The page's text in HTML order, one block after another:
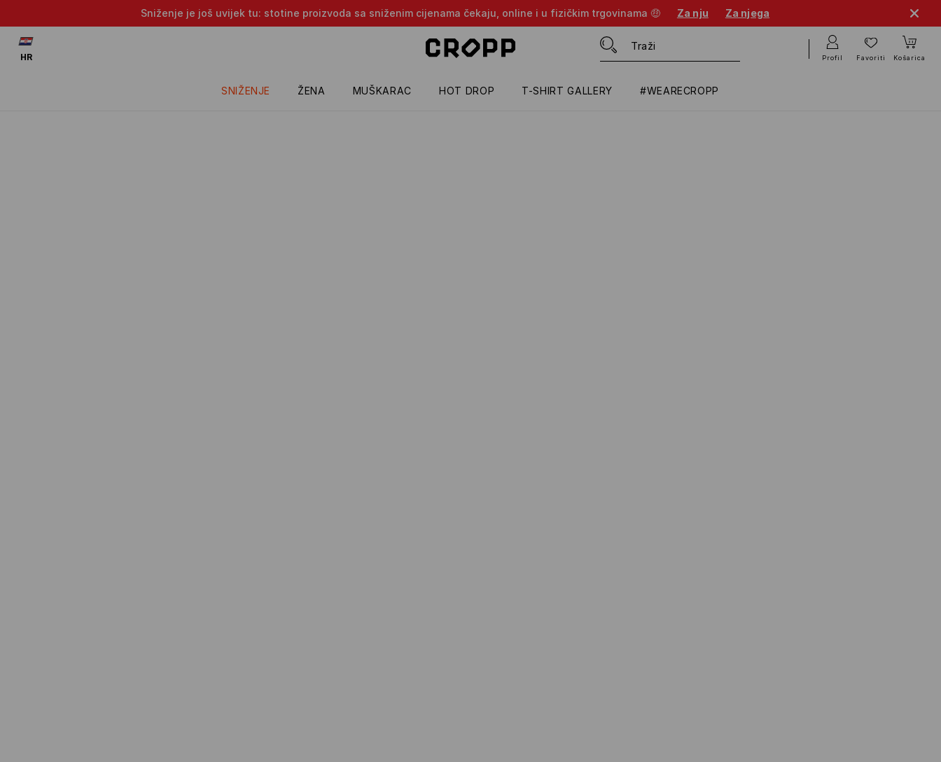
Sniženje je još uvijek tu: stotine proizvoda sa sniženim cijenama čekaju, online i u fizičkim trgovinama 🤑 Za nju Za njega
SNIŽENJE ŽENA MUŠKARAC HOT DROP T-SHIRT GALLERY #WEARECROPP
HR Profil Favoriti Košarica